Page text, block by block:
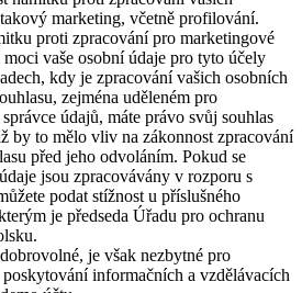
marketing, včetně profilování.
proti zpracování pro marketingové
vaše osobní údaje pro tyto účely
kdy je zpracování vašich osobních
zejména uděleném pro
údajů, máte právo svůj souhlas
by to mělo vliv na zákonnost zpracování
před jeho odvoláním. Pokud se
jsou zpracovávány v rozporu s
podat stížnost u příslušného
je předseda Úřadu pro ochranu
je však nezbytné pro
informačních a vzdělávacích